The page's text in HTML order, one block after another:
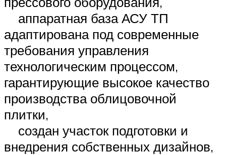
аппаратная база АСУ ТП
адаптирована под современные
требования управления
технологическим процессом,
гарантирующие высокое качество
производства облицовочной
плитки,
создан участок подготовки и
внедрения собственных дизайнов,